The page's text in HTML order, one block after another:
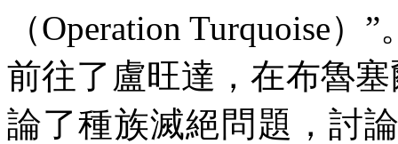
（Operation Turquoise）”
前往了盧旺達，在布魯
論了種族滅絕問題，討